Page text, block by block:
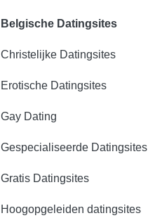
Belgische Datingsites
Christelijke Datingsites
Erotische Datingsites
Gay Dating
Gespecialiseerde Datingsites
Gratis Datingsites
Hoogopgeleiden datingsites